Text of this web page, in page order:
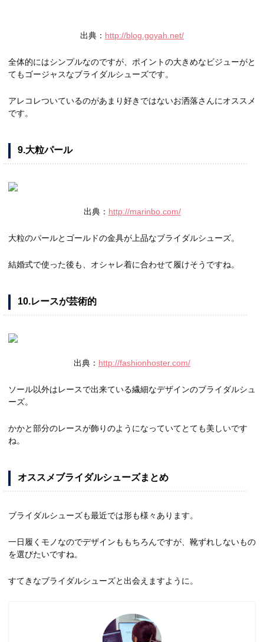
出典： http://blog.goyah.net/
全体的にはシンプルなのですが、ポイントの大きめなビジューがと
てもゴージャスなブライダルシューズです。
アレコレついているのがあまり好きではないお洒落さんにオススメ
です。
9.大粒パール
出典： http://marinbo.com/
大粒のパールとゴールドの金具が上品なブライダルシューズ。
結婚式で使った後も、オシャレ着に合わせて履けそうですね。
10.レースが芸術的
出典： http://fashionhoster.com/
ソール以外はレースで出来ている繊細なデザインのブライダルシュ
ーズ。
かかと部分のレースが飾りのようになっていてとても美しいです
ね。
オススメブライダルシューズまとめ
ブライダルシューズも最近では形も様々あります。
一日履くモノなのでデザインももちろんですが、靴ずれしないもの
を選びたいですね。
すてきなブライダルシューズと出会えますように。